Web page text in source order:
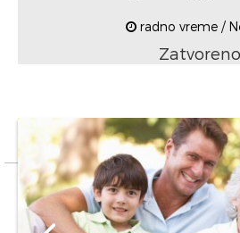
radno vreme /
Zatvoreno